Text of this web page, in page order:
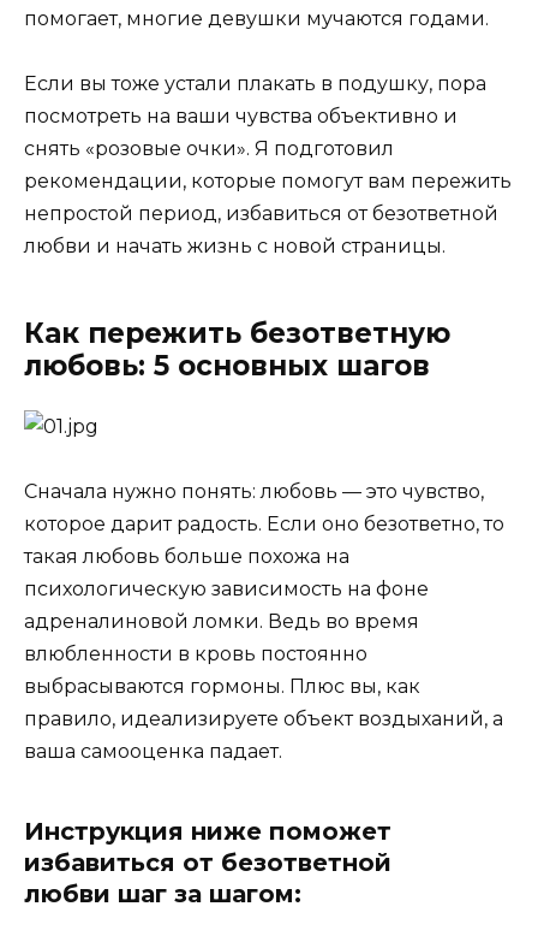
помогает, многие девушки мучаются годами.
Если вы тоже устали плакать в подушку, пора
посмотреть на ваши чувства объективно и
снять «розовые очки»‎. Я подготовил
рекомендации, которые помогут вам пережить
непростой период, избавиться от безответной
любви и начать жизнь с новой страницы.
Как пережить безответную
любовь: 5 основных шагов
Сначала нужно понять: любовь — это чувство,
которое дарит радость. Если оно безответно, то
такая любовь больше похожа на
психологическую зависимость на фоне
адреналиновой ломки. Ведь во время
влюбленности в кровь постоянно
выбрасываются гормоны. Плюс вы, как
правило, идеализируете объект воздыханий, а
ваша самооценка падает.
Инструкция ниже поможет
избавиться от безответной
любви шаг за шагом: